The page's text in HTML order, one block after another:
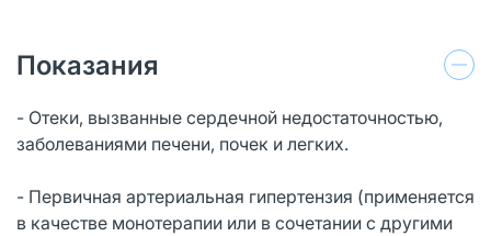
Показания
- Отеки, вызванные сердечной недостаточностью,
заболеваниями печени, почек и легких.
- Первичная артериальная гипертензия (применяется
в качестве монотерапии или в сочетании с другими